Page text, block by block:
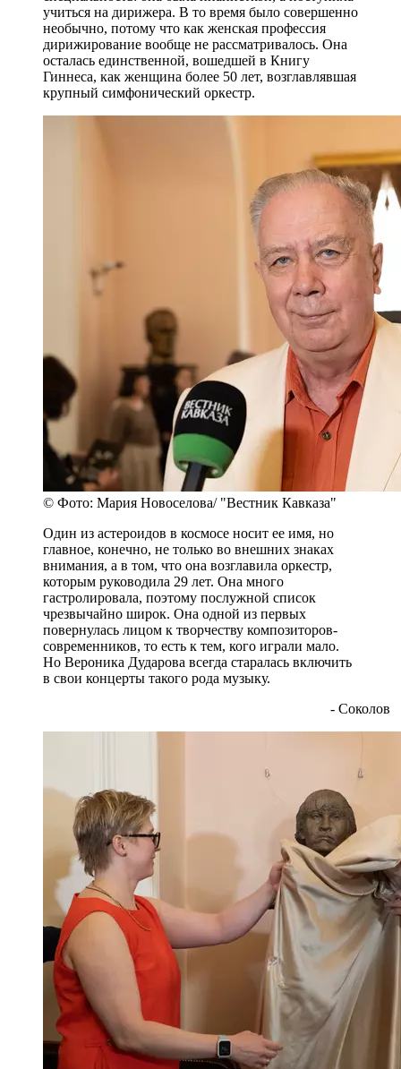
учиться на дирижера. В то время было совершенно
необычно, потому что как женская профессия
дирижирование вообще не рассматривалось. Она
осталась единственной, вошедшей в Книгу
Гиннеса, как женщина более 50 лет, возглавлявшая
крупный симфонический оркестр.
© Фото: Мария Новоселова/ "Вестник Кавказа"
Один из астероидов в космосе носит ее имя, но
главное, конечно, не только во внешних знаках
внимания, а в том, что она возглавила оркестр,
которым руководила 29 лет. Она много
гастролировала, поэтому послужной список
чрезвычайно широк. Она одной из первых
повернулась лицом к творчеству композиторов-
современников, то есть к тем, кого играли мало.
Но Вероника Дударова всегда старалась включить
в свои концерты такого рода музыку.
- Соколов